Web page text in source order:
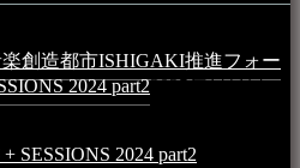
創造都市ISHIGAKI推進フォー
2024 part22025年1月1日 -
SESSIONS 2024 part2